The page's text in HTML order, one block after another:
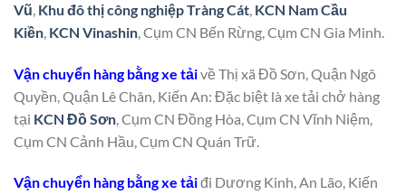
Vũ Khu đô thị công nghiệp Tràng Cát KCN Nam Cầu
Kiền KCN Vinashin , Cụm CN Bến Rừng, Cụm CN Gia Minh.
Vận chuyển hàng bằng xe tảivề Thị xã Đồ Sơn, Quận Ngô
Quyền, Quận Lê Chân, Kiến An: Đặc biệt là xe tải chở hàng
tại KCN Đồ Sơn , Cụm CN Đồng Hòa, Cụm CN Vĩnh Niệm,
Cụm CN Cảnh Hầu, Cụm CN Quán Trữ.
Vận chuyển hàng bằng xe tảiđi Dương Kinh, An Lão, Kiến